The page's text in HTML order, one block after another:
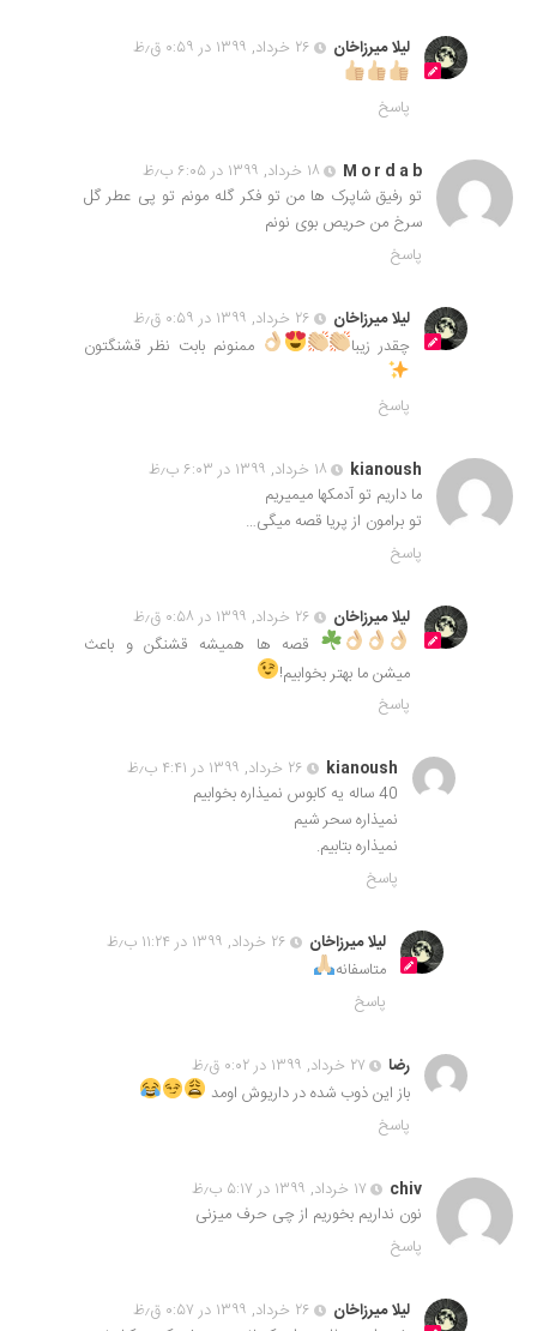
لیلا میرزاخان ۲۶ خرداد, ۱۳۹۹ در ۰:۵۹ ق٫ظ
پاسخ
M o r d a b
۱۸ خرداد, ۱۳۹۹ در ۶:۰۵ ب٫ظ
تو رفیق شاپرک ها من تو فکر گله مونم تو پی عطر گل
سرخ من حریص بوی نونم
پاسخ
لیلا میرزاخان
۲۶ خرداد, ۱۳۹۹ در ۰:۵۹ ق٫ظ
چقدر زیبا
ممنونم بابت نظر قشنگتون
پاسخ
kianoush
۱۸ خرداد, ۱۳۹۹ در ۶:۰۳ ب٫ظ
ما داریم تو آدمکها میمیریم
تو برامون از پریا قصه میگی…
پاسخ
لیلا میرزاخان
۲۶ خرداد, ۱۳۹۹ در ۰:۵۸ ق٫ظ
قصه ها همیشه قشنگن و باعث
میشن ما بهتر بخوابیم!
پاسخ
kianoush
۲۶ خرداد, ۱۳۹۹ در ۴:۴۱ ب٫ظ
40 ساله یه کابوس نمیذاره بخوابیم
نمیذاره سحر شیم
نمیذاره بتابیم.
پاسخ
لیلا میرزاخان
۲۶ خرداد, ۱۳۹۹ در ۱۱:۲۴ ب٫ظ
متاسفانه
پاسخ
رضا
۲۷ خرداد, ۱۳۹۹ در ۰:۰۲ ق٫ظ
باز این ذوب شده در داریوش اومد
پاسخ
chiv
۱۷ خرداد, ۱۳۹۹ در ۵:۱۷ ب٫ظ
نون نداریم بخوریم از چی حرف میزنی
پاسخ
لیلا میرزاخان
۲۶ خرداد, ۱۳۹۹ در ۰:۵۷ ق٫ظ